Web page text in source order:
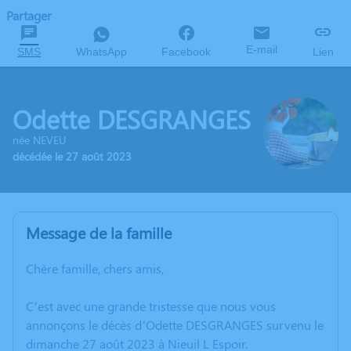
Partager
SMS WhatsApp Facebook E-mail Lien
Odette DESGRANGES
née NEVEU
décédée le 27 août 2023
Message de la famille
Chère famille, chers amis,
C’est avec une grande tristesse que nous vous
annonçons le décès d’Odette DESGRANGES survenu le
dimanche 27 août 2023 à Nieuil L Espoir.